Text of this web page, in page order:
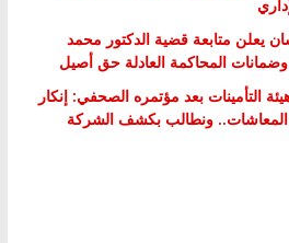
يعلن متابعة قضية الدكتور محمد
وضمانات المحاكمة العادلة حق أصيل
التأمينات بعد مؤتمره الصحفي: إنكار
المعاشات.. ونطالب بكشف الشركة